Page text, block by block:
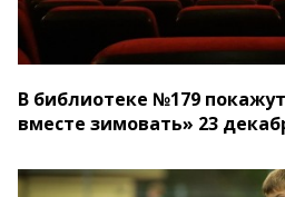
В библиотеке №179
вместе зимовать» 23